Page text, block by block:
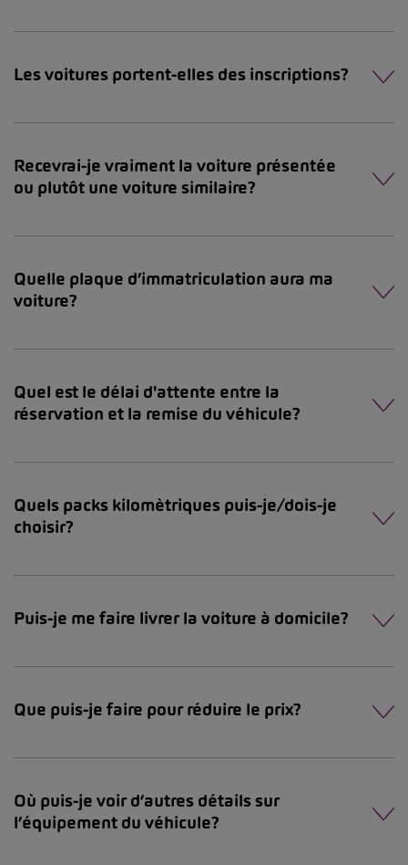
Les voitures portent-elles des inscriptions?
Recevrai-je vraiment la voiture présentée
ou plutôt une voiture similaire?
Quelle plaque d’immatriculation aura ma
voiture?
Quel est le délai d'attente entre la
réservation et la remise du véhicule?
Quels packs kilomètriques puis-je/dois-je
choisir?
Puis-je me faire livrer la voiture à domicile?
Que puis-je faire pour réduire le prix?
Où puis-je voir d’autres détails sur
l’équipement du véhicule?